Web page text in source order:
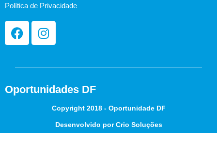
Política de Privacidade
Oportunidades DF
Copyright 2018 - Oportunidade DF
Desenvolvido por Crio Soluções